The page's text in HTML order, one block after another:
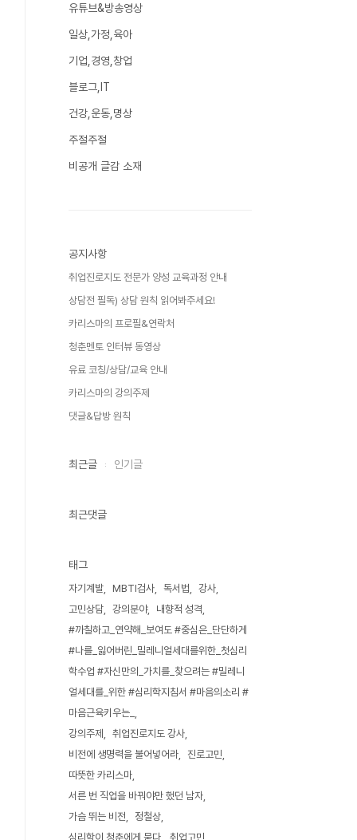
유튜브&방송영상
일상,가정,육아
기업,경영,창업
블로그,IT
건강,운동,명상
주절주절
비공개 글감 소재
공지사항
취업진로지도 전문가 양성 교육과정 안내
상담전 필독) 상담 원칙 읽어봐주세요!
카리스마의 프로필&연락처
청춘멘토 인터뷰 동영상
유료 코칭/상담/교육 안내
카리스마의 강의주제
댓글&답방 원칙
최근글 인기글
최근댓글
태그
자기계발 MBTI검사 독서법
강사
고민상담
강의분야
내향적 성격
#까칠하고_연약해_보여도 #중심은_단단하게
#나를_잃어버린_밀레니얼세대를위한_첫심리
학수업 #자신만의_가치를_찾으려는 #밀레니
얼세대를_위한 #심리학지침서 #마음의소리 #
마음근육키우는_
강의주제
취업진로지도 강사
비전에 생명력을 불어넣어라
진로고민
따뜻한 카리스마
서른 번 직업을 바꿔야만 했던 남자
가슴 뛰는 비전
정철상
심리학이 청춘에게 묻다
취업고민